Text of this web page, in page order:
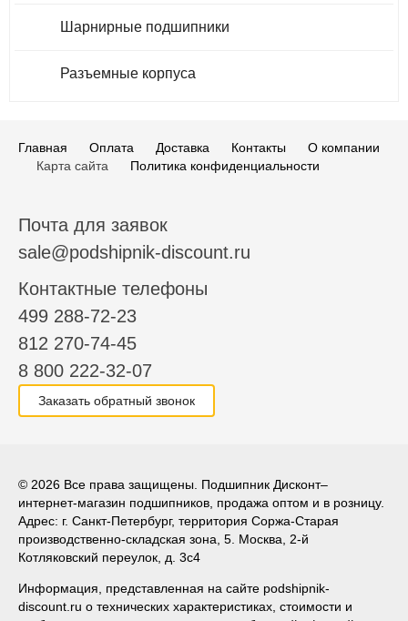
Шарнирные подшипники
Разъемные корпуса
Главная Оплата Доставка Контакты
О компании
Карта сайта
Политика конфиденциальности
Почта для заявок
sale@podshipnik-discount.ru
Контактные телефоны
499 288-72-23
812 270-74-45
8 800 222-32-07
Заказать обратный звонок
© 2026 Все права защищены. Подшипник Дисконт–
интернет-магазин подшипников, продажа оптом и в розницу.
Адрес: г. Санкт-Петербург, территория Соржа-Старая
производственно-складская зона, 5. Москва, 2-й
Котляковский переулок, д. 3с4
Информация, представленная на сайте podshipnik-
discount.ru о технических характеристиках, стоимости и